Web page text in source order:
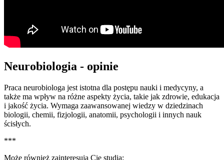
Neurobiologia - opinie
Praca neurobiologa jest istotna dla postępu nauki i medycyny, a
także ma wpływ na różne aspekty życia, takie jak zdrowie, edukacja
i jakość życia. Wymaga zaawansowanej wiedzy w dziedzinach
biologii, chemii, fizjologii, anatomii, psychologii i innych nauk
ścisłych.
***
Może również zainteresują Cię studia: